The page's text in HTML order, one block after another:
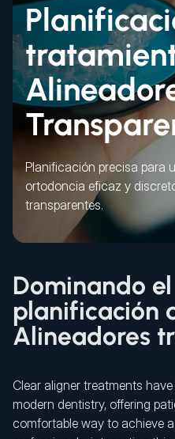
Planificación precisa para
ortodoncia eficaz y
transparentes.
Dominando
planificación
Alineadores
Clear aligner treatments
modern dentistry, offering
comfortable way to achieve